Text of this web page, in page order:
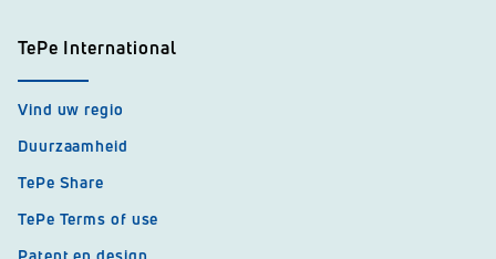
TePe International
Vind uw regio
Duurzaamheid
TePe Share
TePe Terms of use